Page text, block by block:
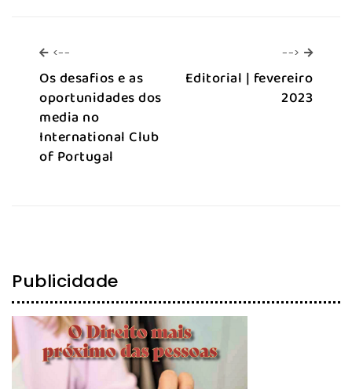
<--
Os desafios e as
oportunidades dos
media no
International Club
of Portugal
--> -->
Editorial | fevereiro
2023
Publicidade